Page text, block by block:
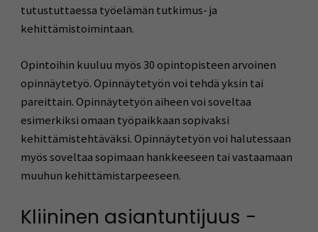
tutustuttaessa työelämän tutkimus- ja
kehittämistoimintaan.
Opintoihin kuuluu myös 30 opintopisteen arvoinen
opinnäytetyö. Opinnäytetyön voi tehdä yksin tai
pareittain. Opinnäytetyön aiheen voi soveltaa
esimerkiksi omaan työpaikkaan sopivaksi
kehittämistehtäväksi. Opinnäytetyön voi halutessaan
myös soveltaa sopimaan hankkeeseen tai vastaamaan
muuhun kehittämistarpeeseen.
Kliininen asiantuntijuus -